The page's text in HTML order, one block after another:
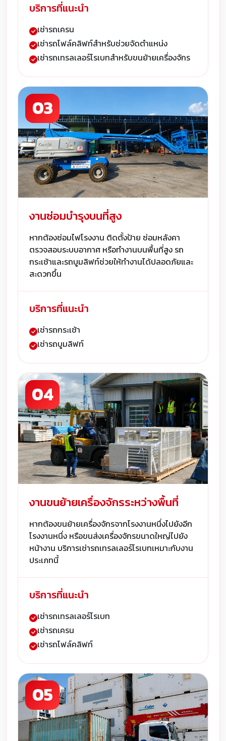
บริการที่แนะนำ
เช่ารถเครน
เช่ารถโฟล์คลิฟท์สำหรับช่วยจัดตำแหน่ง
เช่ารถเทรลเลอร์โรเบทสำหรับขนย้ายเครื่องจักร
03
งานซ่อมบำรุงบนที่สูง
หากต้องซ่อมไฟโรงงาน ติดตั้งป้าย ซ่อมหลังคา
ตรวจสอบระบบอากาศ หรือทำงานบนพื้นที่สูง รถ
กระเช้าและรถบูมลิฟท์ช่วยให้ทำงานได้ปลอดภัยและ
สะดวกขึ้น
บริการที่แนะนำ
เช่ารถกระเช้า
เช่ารถบูมลิฟท์
04
งานขนย้ายเครื่องจักรระหว่างพื้นที่
หากต้องขนย้ายเครื่องจักรจากโรงงานหนึ่งไปยังอีก
โรงงานหนึ่ง หรือขนส่งเครื่องจักรขนาดใหญ่ไปยัง
หน้างาน บริการเช่ารถเทรลเลอร์โรเบทเหมาะกับงาน
ประเภทนี้
บริการที่แนะนำ
เช่ารถเทรลเลอร์โรเบท
เช่ารถเครน
เช่ารถโฟล์คลิฟท์
05